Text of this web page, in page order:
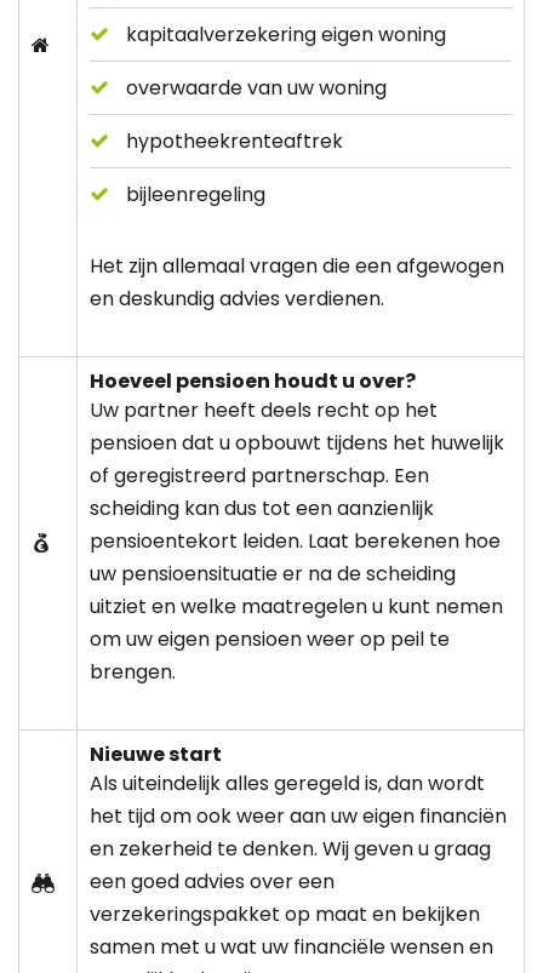
kapitaalverzekering eigen woning
overwaarde van uw woning
hypotheekrenteaftrek
bijleenregeling
Het zijn allemaal vragen die een afgewogen
en deskundig advies verdienen.
Hoeveel pensioen houdt u over?
Uw partner heeft deels recht op het
pensioen dat u opbouwt tijdens het huwelijk
of geregistreerd partnerschap. Een
scheiding kan dus tot een aanzienlijk
pensioentekort leiden. Laat berekenen hoe
uw pensioensituatie er na de scheiding
uitziet en welke maatregelen u kunt nemen
om uw eigen pensioen weer op peil te
brengen.
Nieuwe start
Als uiteindelijk alles geregeld is, dan wordt
het tijd om ook weer aan uw eigen financiën
en zekerheid te denken. Wij geven u graag
een goed advies over een
verzekeringspakket op maat en bekijken
samen met u wat uw financiële wensen en